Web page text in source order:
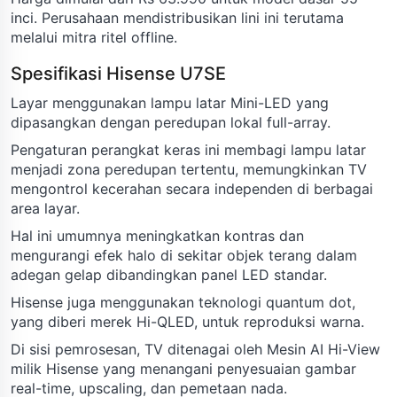
inci. Perusahaan mendistribusikan lini ini terutama
melalui mitra ritel offline.
Spesifikasi Hisense U7SE
Layar menggunakan lampu latar Mini-LED yang
dipasangkan dengan peredupan lokal full-array.
Pengaturan perangkat keras ini membagi lampu latar
menjadi zona peredupan tertentu, memungkinkan TV
mengontrol kecerahan secara independen di berbagai
area layar.
Hal ini umumnya meningkatkan kontras dan
mengurangi efek halo di sekitar objek terang dalam
adegan gelap dibandingkan panel LED standar.
Hisense juga menggunakan teknologi quantum dot,
yang diberi merek Hi-QLED, untuk reproduksi warna.
Di sisi pemrosesan, TV ditenagai oleh Mesin AI Hi-View
milik Hisense yang menangani penyesuaian gambar
real-time, upscaling, dan pemetaan nada.